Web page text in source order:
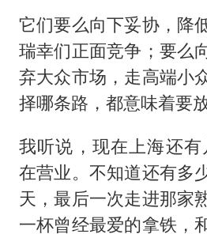
它们要么向下妥协，降
瑞幸们正面竞争；要么
弃大众市场，走高端小
择哪条路，都意味着要
我听说，现在上海还有
在营业。不知道还有多
天，最后一次走进那家
一杯曾经最爱的拿铁，